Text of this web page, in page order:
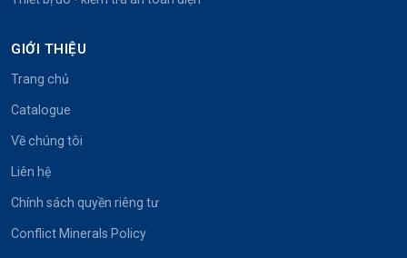
GIỚI THIỆU
Trang chủ
Catalogue
Về chúng tôi
Liên hệ
Chính sách quyền riêng tư
Conflict Minerals Policy